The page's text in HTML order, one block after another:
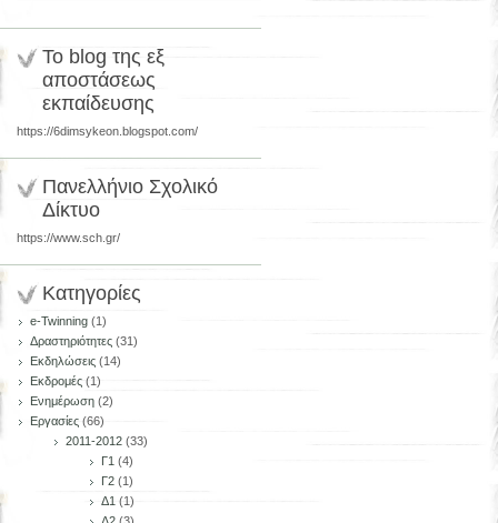
Το blog της εξ
αποστάσεως
εκπαίδευσης
https://6dimsykeon.blogspot.com/
Πανελλήνιο Σχολικό
Δίκτυο
https://www.sch.gr/
Κατηγορίες
e-Twinning (1)
Δραστηριότητες (31)
Εκδηλώσεις (14)
Εκδρομές (1)
Ενημέρωση (2)
Εργασίες (66)
2011-2012 (33)
Γ1 (4)
Γ2 (1)
Δ1 (1)